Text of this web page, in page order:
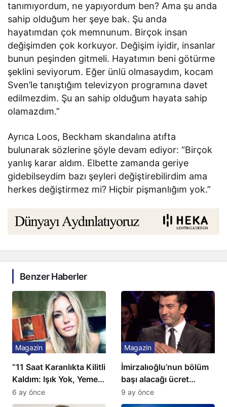
tanımıyordum, ne yapıyordum ben? Ama şu anda
sahip olduğum her şeye bak. Şu anda
hayatımdan çok memnunum. Birçok insan
değişimden çok korkuyor. Değişim iyidir, insanlar
bunun peşinden gitmeli. Hayatımın beni götürme
şeklini seviyorum. Eğer ünlü olmasaydım, kocam
Sven’le tanıştığım televizyon programına davet
edilmezdim. Şu an sahip olduğum hayata sahip
olamazdım.”
Ayrıca Loos, Beckham skandalına atıfta
bulunarak sözlerine şöyle devam ediyor: “Birçok
yanlış karar aldım. Elbette zamanda geriye
gidebilseydim bazı şeyleri değiştirebilirdim ama
herkes değiştirmez mi? Hiçbir pişmanlığım yok.”
Benzer Haberler
“11 Saat Karanlıkta Kilitli
Kaldım: Işık Yok, Yemek
Yok, Tuvalet Yok!”
Çağla Şikel’den Şok
Magazin
6 ay önce
İmirzalıoğlu’nun bölüm
başı alacağı ücret
Türkiye’de bir ilk:
Gözünü 2 ilçeye dikti!
Magazin
9 ay önce